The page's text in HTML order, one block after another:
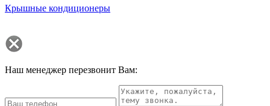
Крышные кондиционеры
Наш менеджер перезвонит Вам: